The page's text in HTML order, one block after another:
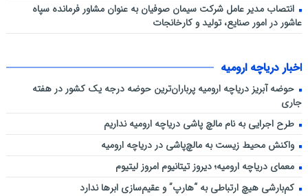
انتصاب مدیر عامل شرکت سیمان صوفیان به عنوان مشاور فرمانده سپاه
عاشور در امور صنایع، تولید و کارخانجات
اخبار دریاچه ارومیه
حوضه آبریز دریاچه ارومیه پرباران‌ترین حوضه‌ درجه یک کشور در هفته
جاری
طرح اجرایی به نام مالچ پاشی دریاچه ارومیه نداریم
واکنش محیط زیست به مالچ‌پاشی در دریاچه ارومیه
معمای دریاچه ارومیه؛ دیروز تیتانیوم امروز لیتیوم
کم‌بارشی هیچ ارتباطی به “هارپ” و عقیم‌سازی ابرها ندارد